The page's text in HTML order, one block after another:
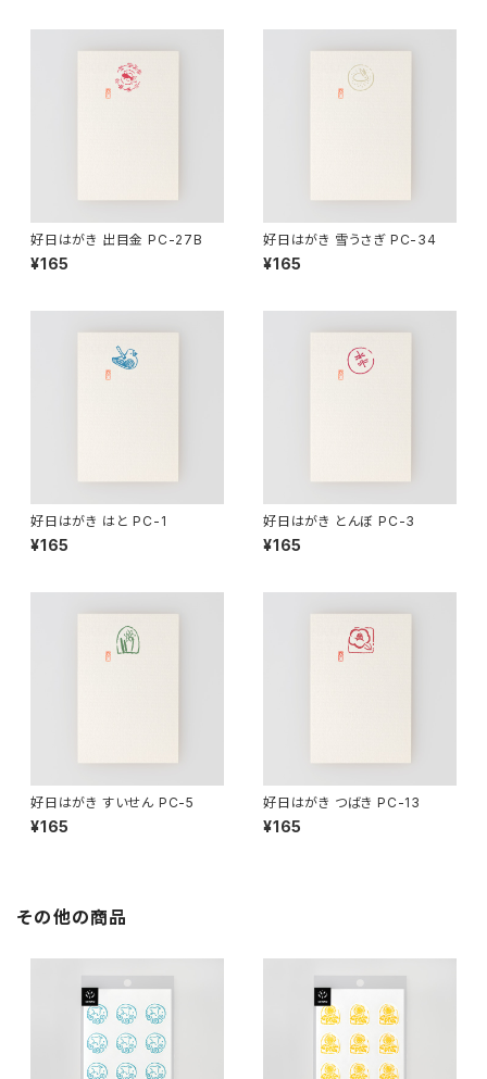
好日はがき 出目金 PC-27B
¥165
好日はがき 雪うさぎ PC-34
¥165
好日はがき はと PC-1
¥165
好日はがき とんぼ PC-3
¥165
好日はがき すいせん PC-5
¥165
好日はがき つばき PC-13
¥165
その他の商品